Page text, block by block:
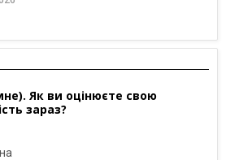
Як ви оцінюєте свою
зараз?